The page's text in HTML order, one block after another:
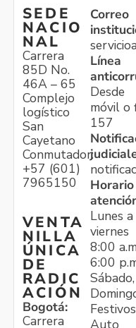
SEDE
NACIO
NAL
Carrera
85D No.
46A – 65
Complejo
logístico
San
Cayetano
Conmutador:
+57 (601)
7965150
VENTA
NILLA
ÚNICA
DE
RADIC
ACIÓN
Bogotá:
Carrera
Correo
Línea
Desde
móvil o
157
Lunes a
viernes
8:00
6:00
Sábado,
Festivos